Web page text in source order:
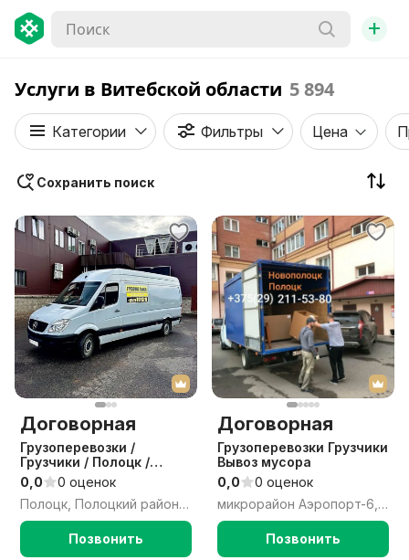
+
Услуги в Витебской области 5 894
Категории Фильтры Цена
Сохранить поиск
Договорная
Грузоперевозки /
Грузчики / Полоцк /
Новополоцк
0,0
0 оценок
Полоцк, Полоцкий район, Витебская область
Позвонить
Договорная
Грузоперевозки Грузчики
Вывоз мусора
0,0
0 оценок
микрорайон Аэропорт-6, Полоцк, Полоцкий район, Витебская область
Позвонить